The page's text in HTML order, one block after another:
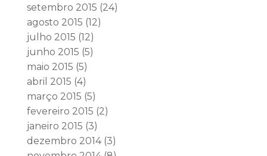
setembro 2015 (24)
agosto 2015 (12)
julho 2015 (12)
junho 2015 (5)
maio 2015 (5)
abril 2015 (4)
março 2015 (5)
fevereiro 2015 (2)
janeiro 2015 (3)
dezembro 2014(3)